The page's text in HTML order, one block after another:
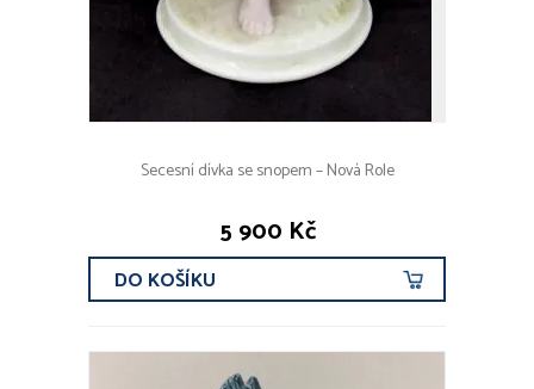
Secesní dívka se snopem – Nová Role
5 900 Kč
DO KOŠÍKU